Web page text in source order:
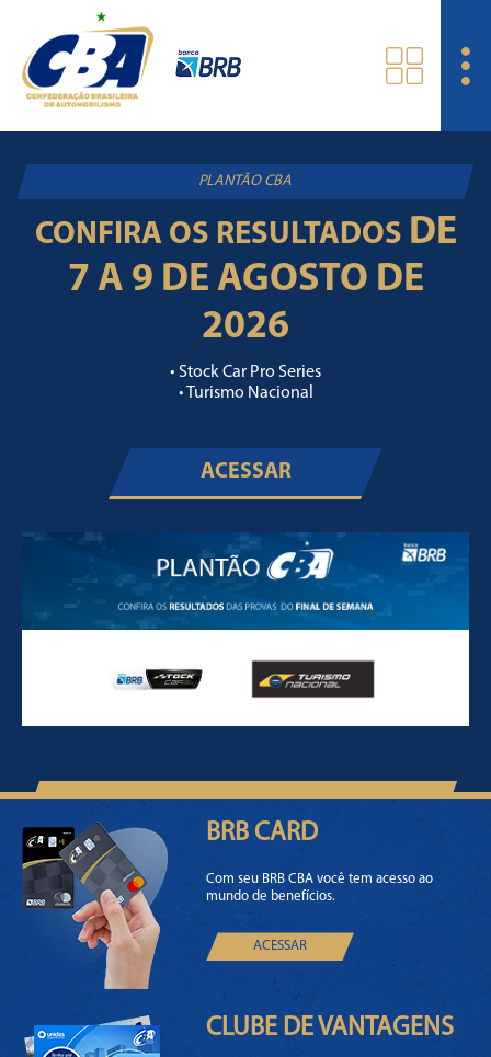
PLANTÃO CBA
CONFIRA OS RESULTADOS DE
7 A 9 DE AGOSTO DE
2026
• Stock Car Pro Series
• Turismo Nacional
ACESSAR
PLANTÃO CBA
BRB CARD
Com seu BRB CBA você tem acesso ao
mundo de benefícios.
ACESSAR
CLUBE DE VANTAGENS